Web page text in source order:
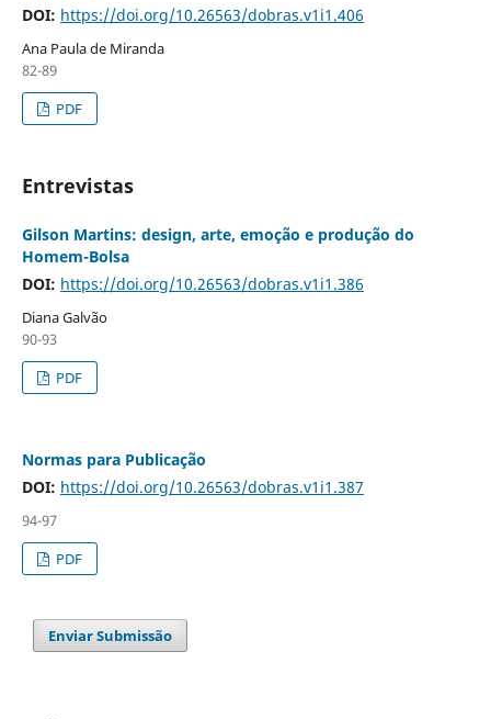
DOI: https://doi.org/10.26563/dobras.v1i1.406
Ana Paula de Miranda
82-89
PDF
Entrevistas
Gilson Martins: design, arte, emoção e produção do
Homem-Bolsa
DOI: https://doi.org/10.26563/dobras.v1i1.386
Diana Galvão
90-93
PDF
Normas para Publicação
DOI: https://doi.org/10.26563/dobras.v1i1.387
94-97
PDF
Enviar Submissão